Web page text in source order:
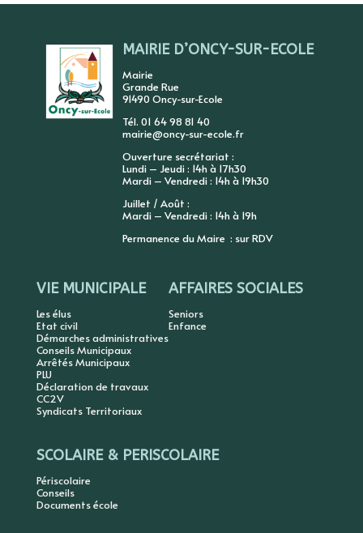
MAIRIE D’ONCY-SUR-ECOLE
Mairie
Grande Rue
91490 Oncy-sur-Ecole
Tél. 01 64 98 81 40
mairie@oncy-sur-ecole.fr
Ouverture secrétariat :
Lundi – Jeudi : 14h à 17h30
Mardi – Vendredi : 14h à 19h30
Juillet / Août :
Mardi – Vendredi : 14h à 19h
Permanence du Maire : sur RDV
VIE MUNICIPALE
Les élus
Etat civil
Démarches administratives
Conseils Municipaux
Arrêtés Municipaux
PLU
Déclaration de travaux
CC2V
Syndicats Territoriaux
AFFAIRES SOCIALES
Seniors
Enfance
SCOLAIRE & PERISCOLAIRE
Périscolaire
Conseils
Documents école